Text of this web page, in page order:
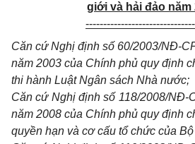
giới và hải đảo năm
Căn cứ Nghị định số 60/2003/NĐ-
năm 2003 của Chính phủ quy định
thi hành Luật Ngân sách Nhà nước;
Căn cứ Nghị định số 118/2008/NĐ-
năm 2008 của Chính phủ quy định
quyền hạn và cơ cấu tổ chức của